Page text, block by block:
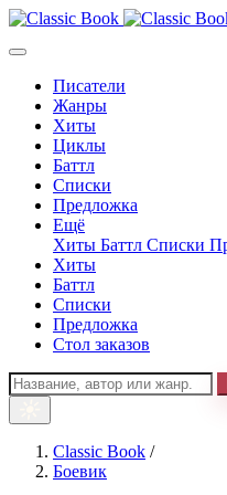
Писатели
Жанры
Хиты
Циклы
Баттл
Списки
Предложка
Ещё
Хиты Баттл Списки
Хиты
Баттл
Списки
Предложка
Стол заказов
Classic Book /
Боевик